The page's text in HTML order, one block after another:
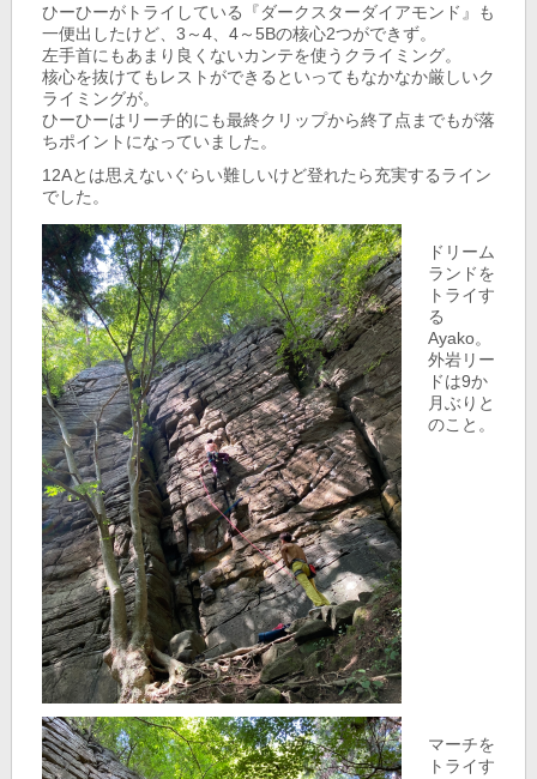
ひーひーがトライしている『ダークスターダイアモンド』も
一便出したけど、3～4、4～5Bの核心2つができず。
左手首にもあまり良くないカンテを使うクライミング。
核心を抜けてもレストができるといってもなかなか厳しいク
ライミングが。
ひーひーはリーチ的にも最終クリップから終了点までもが落
ちポイントになっていました。
12Aとは思えないぐらい難しいけど登れたら充実するライン
でした。
ドリーム
ランドを
トライす
る
Ayako。
外岩リー
ドは9か
月ぶりと
のこと。
マーチを
トライす